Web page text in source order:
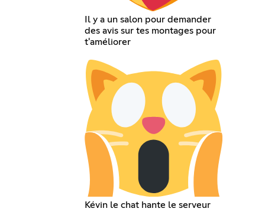
Il y a un salon pour demander
des avis sur tes montages pour
t'améliorer
Kévin le chat hante le serveur